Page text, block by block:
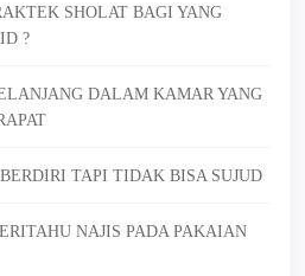
SHOLAT BAGI YANG
?
DALAM KAMAR YANG
TAPI TIDAK BISA SUJUD
NAJIS PADA PAKAIAN